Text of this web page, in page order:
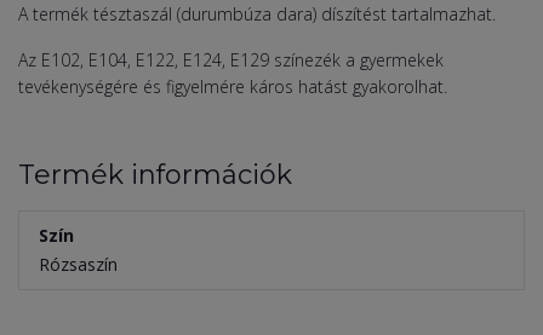
A termék tésztaszál (durumbúza dara) díszítést tartalmazhat.
Az E102, E104, E122, E124, E129 színezék a gyermekek
tevékenységére és figyelmére káros hatást gyakorolhat.
Termék információk
Szín
Rózsaszín